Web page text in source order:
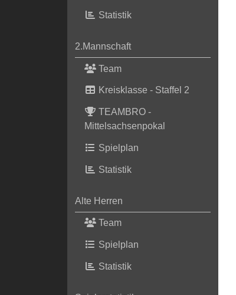
Statistik
2.Mannschaft
Team
Kreisklasse - Staffel 2
TEAMBRO -
Mittelsachsenpokal
Spielplan
Statistik
Alte Herren
Team
Spielplan
Statistik